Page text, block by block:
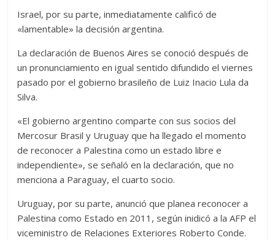
Israel, por su parte, inmediatamente calificó de
«lamentable» la decisión argentina.
La declaración de Buenos Aires se conoció después de
un pronunciamiento en igual sentido difundido el viernes
pasado por el gobierno brasileño de Luiz Inacio Lula da
Silva.
«El gobierno argentino comparte con sus socios del
Mercosur Brasil y Uruguay que ha llegado el momento
de reconocer a Palestina como un estado libre e
independiente», se señaló en la declaración, que no
menciona a Paraguay, el cuarto socio.
Uruguay, por su parte, anunció que planea reconocer a
Palestina como Estado en 2011, según inidicó a la AFP el
viceministro de Relaciones Exteriores Roberto Conde.